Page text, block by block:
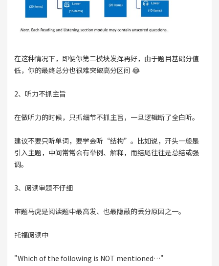
在这种情况下，即便你第二模块发挥再好，由于题目基础分值
低，你的最终总分也很难突破高分区间 😂
2、听力不抓主旨
在做听力的时候，只抓细节不抓主旨，一旦逻辑断了全白听。
建议不要只听单词，要学会听“结构”。比如说，开头一般是
引入主题，中间常常会有举例、解释，而结尾往往是总结或强
调。
3、阅读审题不仔细
审题马虎是阅读题中最高发、也最隐蔽的丢分原因之一。
托福阅读中
"Which of the following is NOT mentioned…"